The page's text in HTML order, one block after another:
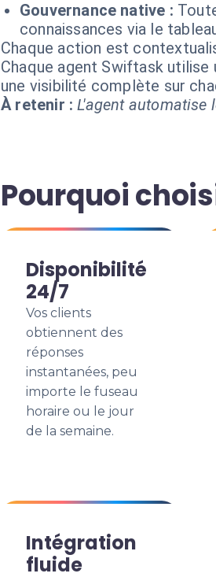
Gouvernance native :
connaissances via le
Chaque action est
Chaque agent Swiftask utilise
une visibilité complète sur
À retenir : L'agent automatise
Pourquoi
Disponibilité
24/7
Vos clients
obtiennent des
réponses
instantanées, peu
importe le fuseau
horaire ou le jour
de la semaine.
Intégration
fluide